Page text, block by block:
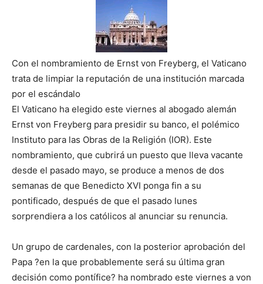
Con el nombramiento de Ernst von Freyberg, el Vaticano
trata de limpiar la reputación de una institución marcada
por el escándalo
El Vaticano ha elegido este viernes al abogado alemán
Ernst von Freyberg para presidir su banco, el polémico
Instituto para las Obras de la Religión (IOR). Este
nombramiento, que cubrirá un puesto que lleva vacante
desde el pasado mayo, se produce a menos de dos
semanas de que Benedicto XVI ponga fin a su
pontificado, después de que el pasado lunes
sorprendiera a los católicos al anunciar su renuncia.
Un grupo de cardenales, con la posterior aprobación del
Papa ?en la que probablemente será su última gran
decisión como pontífice? ha nombrado este viernes a von